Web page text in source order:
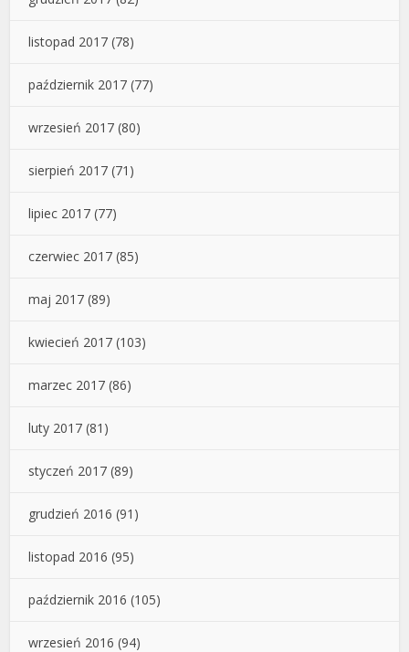
listopad 2017 (78)
październik 2017 (77)
wrzesień 2017 (80)
sierpień 2017 (71)
lipiec 2017 (77)
czerwiec 2017 (85)
maj 2017 (89)
kwiecień 2017 (103)
marzec 2017 (86)
luty 2017 (81)
styczeń 2017 (89)
grudzień 2016 (91)
listopad 2016 (95)
październik 2016 (105)
wrzesień 2016 (94)